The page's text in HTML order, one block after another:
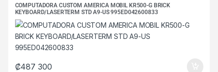
COMPUTADORA CUSTOM AMERICA MOBIL KR500-G BRICK
KEYBOARD/LASERTERM STD A9-US 995ED042600833
₡487 300